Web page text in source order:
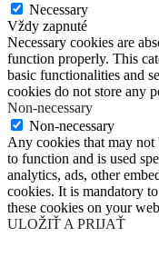
Necessary
Vždy zapnuté
Necessary cookies are
function properly. This
basic functionalities and
cookies do not store any
Non-necessary
Non-necessary
Any cookies that may not
to function and is used
analytics, ads, other
cookies. It is mandatory
these cookies on your
ULOŽIŤ A PRIJAŤ